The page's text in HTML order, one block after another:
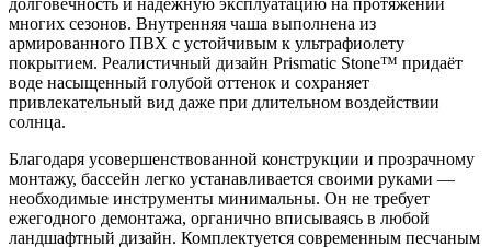
долговечность и надежную эксплуатацию на протяжении
многих сезонов. Внутренняя чаша выполнена из
армированного ПВХ с устойчивым к ультрафиолету
покрытием. Реалистичный дизайн Prismatic Stone™ придаёт
воде насыщенный голубой оттенок и сохраняет
привлекательный вид даже при длительном воздействии
солнца.
Благодаря усовершенствованной конструкции и прозрачному
монтажу, бассейн легко устанавливается своими руками —
необходимые инструменты минимальны. Он не требует
ежегодного демонтажа, органично вписываясь в любой
ландшафтный дизайн. Комплектуется современным песчаным